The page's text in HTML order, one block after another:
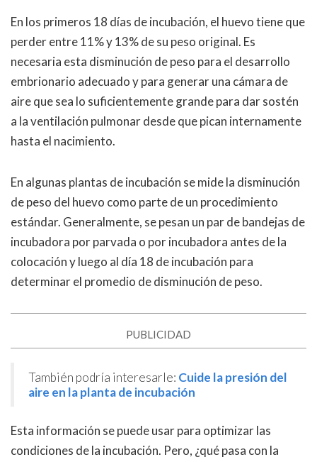
En los primeros 18 días de incubación, el huevo tiene que
perder entre 11% y 13% de su peso original. Es
necesaria esta disminución de peso para el desarrollo
embrionario adecuado y para generar una cámara de
aire que sea lo suficientemente grande para dar sostén
a la ventilación pulmonar desde que pican internamente
hasta el nacimiento.
En algunas plantas de incubación se mide la disminución
de peso del huevo como parte de un procedimiento
estándar. Generalmente, se pesan un par de bandejas de
incubadora por parvada o por incubadora antes de la
colocación y luego al día 18 de incubación para
determinar el promedio de disminución de peso.
PUBLICIDAD
También podría interesarle: Cuide la presión del
aire en la planta de incubación
Esta información se puede usar para optimizar las
condiciones de la incubación. Pero, ¿qué pasa con la